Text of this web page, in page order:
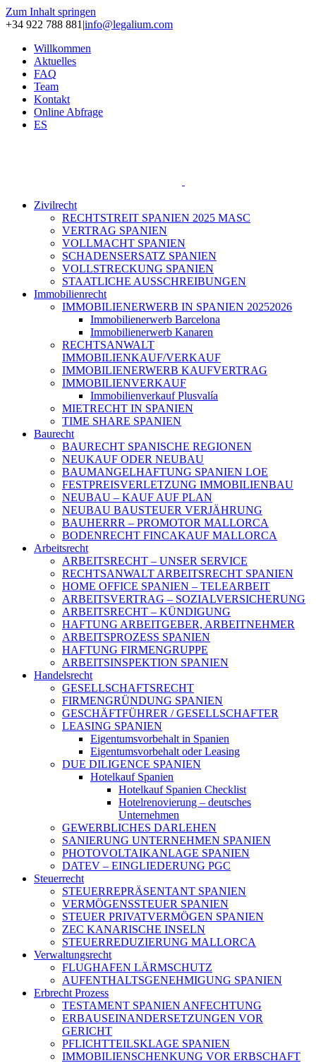
Zum Inhalt springen
+34 922 788 881 |info@legalium.com
Willkommen
Aktuelles
FAQ
Team
Kontakt
Online Abfrage
ES
Zivilrecht
RECHTSTREIT SPANIEN 2025 MASC
VERTRAG SPANIEN
VOLLMACHT SPANIEN
SCHADENSERSATZ SPANIEN
VOLLSTRECKUNG SPANIEN
STAATLICHE AUSSCHREIBUNGEN
Immobilienrecht
IMMOBILIENERWERB IN SPANIEN 20252026
Immobilienerwerb Barcelona
Immobilienerwerb Kanaren
RECHTSANWALT
IMMOBILIENKAUF/VERKAUF
IMMOBILIENERWERB KAUFVERTRAG
IMMOBILIENVERKAUF
Immobilienverkauf Plusvalía
MIETRECHT IN SPANIEN
TIME SHARE SPANIEN
Baurecht
BAURECHT SPANISCHE REGIONEN
NEUKAUF ODER NEUBAU
BAUMANGELHAFTUNG SPANIEN LOE
FESTPREISVERLETZUNG IMMOBILIENBAU
NEUBAU – KAUF AUF PLAN
NEUBAU BAUSTEUER VERJÄHRUNG
BAUHERRR – PROMOTOR MALLORCA
BODENRECHT FINCAKAUF MALLORCA
Arbeitsrecht
ARBEITSRECHT – UNSER SERVICE
RECHTSANWALT ARBEITSRECHT SPANIEN
HOME OFFICE SPANIEN – TELEARBEIT
ARBEITSVERTRAG – SOZIALVERSICHERUNG
ARBEITSRECHT – KÜNDIGUNG
HAFTUNG ARBEITGEBER, ARBEITNEHMER
ARBEITSPROZESS SPANIEN
HAFTUNG FIRMENGRUPPE
ARBEITSINSPEKTION SPANIEN
Handelsrecht
GESELLSCHAFTSRECHT
FIRMENGRÜNDUNG SPANIEN
GESCHÄFTFÜHRER / GESELLSCHAFTER
LEASING SPANIEN
Eigentumsvorbehalt in Spanien
Eigentumsvorbehalt oder Leasing
DUE DILIGENCE SPANIEN
Hotelkauf Spanien
Hotelkauf Spanien Checklist
Hotelrenovierung – deutsches
Unternehmen
GEWERBLICHES DARLEHEN
SANIERUNG UNTERNEHMEN SPANIEN
PHOTOVOLTAIKANLAGE SPANIEN
DATEV – EINGLIEDERUNG PGC
Steuerrecht
STEUERREPRÄSENTANT SPANIEN
VERMÖGENSSTEUER SPANIEN
STEUER PRIVATVERMÖGEN SPANIEN
ZEC KANARISCHE INSELN
STEUERREDUZIERUNG MALLORCA
Verwaltungsrecht
FLUGHAFEN LÄRMSCHUTZ
AUFENTHALTSGENEHMIGUNG SPANIEN
Erbrecht Prozess
TESTAMENT SPANIEN ANFECHTUNG
ERBAUSEINANDERSETZUNGEN VOR
GERICHT
PFLICHTTEILSKLAGE SPANIEN
IMMOBILIENSCHENKUNG VOR ERBSCHAFT